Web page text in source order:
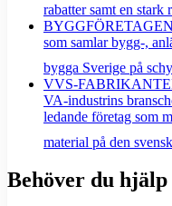
rabatter samt en
BYGGFÖRETAGEN
som samlar bygg-,
bygga Sverige på
VVS-
VA-industrins
ledande företag som
material på den
Behöver du